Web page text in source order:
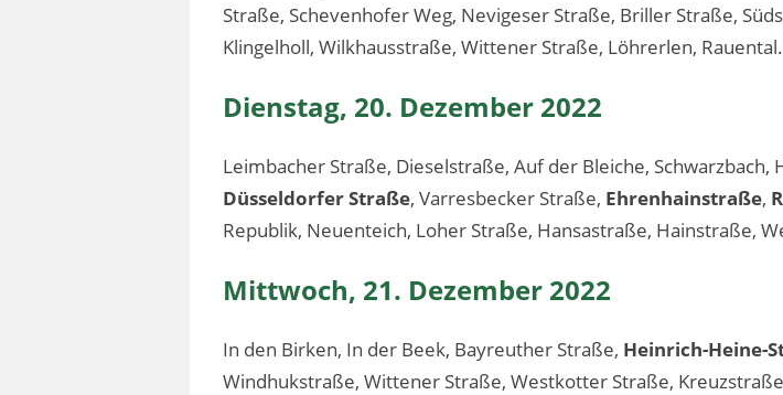
Straße, Schevenhofer Weg, Nevigeser Straße, Briller Straße,
Klingelholl, Wilkhausstraße, Wittener Straße, Löhrerlen, Rauental.
Dienstag, 20. Dezember 2022
Leimbacher Straße, Dieselstraße, Auf der Bleiche, Schwarzbach,
Düsseldorfer Straße, Varresbecker Straße, Ehrenhainstraße,
Republik, Neuenteich, Loher Straße, Hansastraße, Hainstraße,
Mittwoch, 21. Dezember 2022
In den Birken, In der Beek, Bayreuther Straße, Heinrich-Heine-
Windhukstraße, Wittener Straße, Westkotter Straße,